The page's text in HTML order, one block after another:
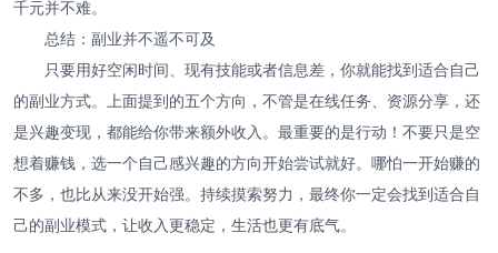
千元并不难。
总结：副业并不遥不可及
只要用好空闲时间、现有技能或者信息差，你就能找到适合自己
的副业方式。上面提到的五个方向，不管是在线任务、资源分享，还
是兴趣变现，都能给你带来额外收入。最重要的是行动！不要只是空
想着赚钱，选一个自己感兴趣的方向开始尝试就好。哪怕一开始赚的
不多，也比从来没开始强。持续摸索努力，最终你一定会找到适合自
己的副业模式，让收入更稳定，生活也更有底气。